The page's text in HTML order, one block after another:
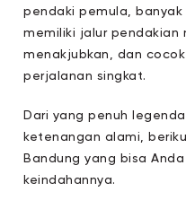
pendaki pemula, banyak
memiliki jalur pendakian
menakjubkan, dan
perjalanan singkat.
Dari yang penuh
ketenangan alami,
Bandung yang bisa
keindahannya.